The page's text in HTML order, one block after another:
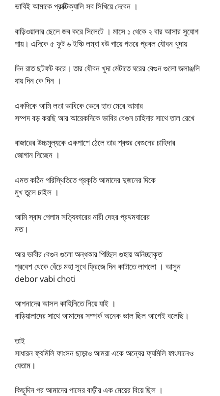
ভাবিই আমাকে প্রাক্টিক্যালি সব সিখিয়ে দেবেন ।
বাড়িওয়ালার ছেলে জব করে সিলেটে । মাসে ১ থেকে ২ বার আসার সুযোগ
পায়। এদিকে ৫ ফুট ৬ ইঞ্চি লম্বা বউ গায়ে গতরে প্রবল যৌবন খুদায়
দিন রাত ছটফট করে। তার যৌবন খুদা মেটাতে ঘরের বেগুন গুলো জলাঞ্জলি
যায় দিন কে দিন ।
একদিকে আমি লতা ভাবিকে ভেবে হাত মেরে আমার
সম্পদ বড় করছি আর আরেকদিকে ভাবির বেগুন চাহিদার সাথে তাল রেখে
বাজারের উচ্চমুল্যকে একপাশে ঠেলে তার শ্বশুর বেগুনের চাহিদার
জোগান দিচ্ছেন ।
এমত কঠিন পরিস্থিতিতে প্রকৃতি আমাদের দুজনের দিকে
মুখ তুলে চাইল ।
আমি স্বাদ পেলাম সত্যিকারের নারী দেহর প্রথমবারের
মত।
আর ভাবীর বেগুন গুলো অন্ধকার পিচ্ছিল গুহায় অনিচ্ছাকৃত
প্রবেশ থেকে বেঁচে মহা সুখে ফ্রিজে দিন কাটাতে লাগলো । আসুন
debor vabi choti
আপনাদের আসল কাহিনিতে নিয়ে যাই ।
বাড়িয়ালাদের সাথে আমাদের সম্পর্ক অনেক ভাল ছিল আগেই বলেছি।
তাই
সাধারন ফ্যমিলি ফাংসন ছাড়াও আমরা একে অন্যের ফ্যমিলি ফাংসানেও
যেতাম।
কিছুদিন পর আমাদের পাসের বাড়ীর এক মেয়ের বিয়ে ছিল ।